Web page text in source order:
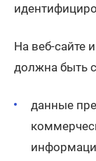
На веб-сайте
должна быть
данные